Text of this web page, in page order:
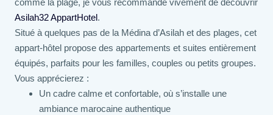
comme la plage, je vous recommande vivement de découvrir
Asilah32 AppartHotel.
Situé à quelques pas de la Médina d’Asilah et des plages, cet
appart-hôtel propose des appartements et suites entièrement
équipés, parfaits pour les familles, couples ou petits groupes.
Vous apprécierez :
Un cadre calme et confortable, où s’installe une
ambiance marocaine authentique